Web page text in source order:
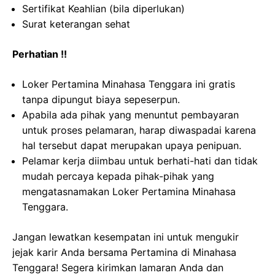
Sertifikat Keahlian (bila diperlukan)
Surat keterangan sehat
Perhatian !!
Loker Pertamina Minahasa Tenggara ini gratis
tanpa dipungut biaya sepeserpun.
Apabila ada pihak yang menuntut pembayaran
untuk proses pelamaran, harap diwaspadai karena
hal tersebut dapat merupakan upaya penipuan.
Pelamar kerja diimbau untuk berhati-hati dan tidak
mudah percaya kepada pihak-pihak yang
mengatasnamakan Loker Pertamina Minahasa
Tenggara.
Jangan lewatkan kesempatan ini untuk mengukir
jejak karir Anda bersama Pertamina di Minahasa
Tenggara! Segera kirimkan lamaran Anda dan